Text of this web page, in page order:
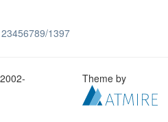
1397
Theme by